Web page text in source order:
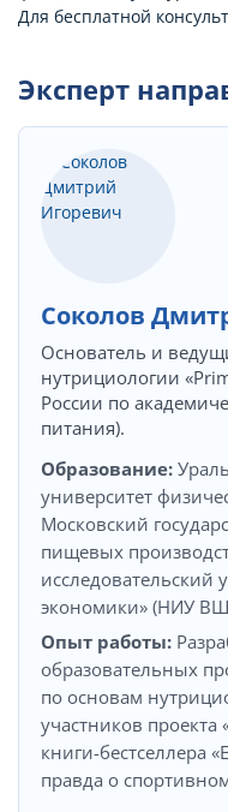
Для бесплатной
Эксперт
Соколов
Основатель и
нутрициологии
России по
питания).
Образование:
университет
Московский
пищевых
исследовательский
экономики» (НИУ
Опыт работы:
образовательных
по основам
участников проекта
книги-бестселлера
правда о